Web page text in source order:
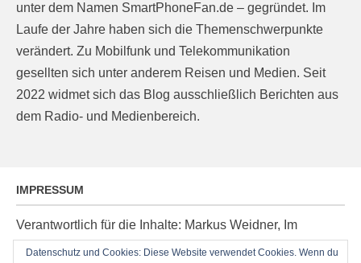
unter dem Namen SmartPhoneFan.de – gegründet. Im
Laufe der Jahre haben sich die Themenschwerpunkte
verändert. Zu Mobilfunk und Telekommunikation
gesellten sich unter anderem Reisen und Medien. Seit
2022 widmet sich das Blog ausschließlich Berichten aus
dem Radio- und Medienbereich.
IMPRESSUM
Verantwortlich für die Inhalte: Markus Weidner, Im
Ziegelacker 20, D-63599 Biebergemünd, E-Mail:
Datenschutz und Cookies: Diese Website verwendet Cookies. Wenn du